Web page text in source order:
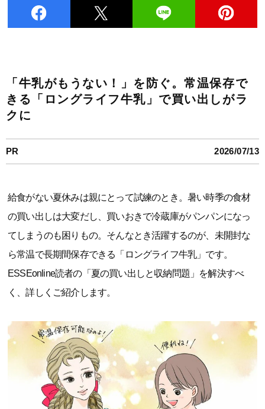
「牛乳がもうない！」を防ぐ。常温保存で
きる「ロングライフ牛乳」で買い出しがラ
クに
PR 2026/07/13
給食がない夏休みは親にとって試練のとき。暑い時季の食材
の買い出しは大変だし、買いおきで冷蔵庫がパンパンになっ
てしまうのも困りもの。そんなとき活躍するのが、未開封な
ら常温で長期間保存できる「ロングライフ牛乳」です。
ESSEonline読者の「夏の買い出しと収納問題」を解決すべ
く、詳しくご紹介します。